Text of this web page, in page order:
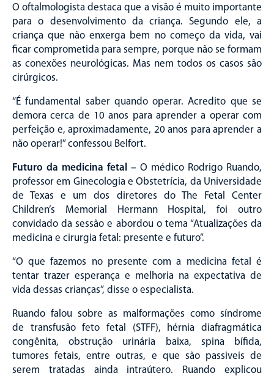
O oftalmologista destaca que a visão é muito importante
para o desenvolvimento da criança. Segundo ele, a
criança que não enxerga bem no começo da vida, vai
ficar comprometida para sempre, porque não se formam
as conexões neurológicas. Mas nem todos os casos são
cirúrgicos.
“É fundamental saber quando operar. Acredito que se
demora cerca de 10 anos para aprender a operar com
perfeição e, aproximadamente, 20 anos para aprender a
não operar!” confessou Belfort.
Futuro da medicina fetal – O médico Rodrigo Ruando,
professor em Ginecologia e Obstetrícia, da Universidade
de Texas e um dos diretores do The Fetal Center
Children’s Memorial Hermann Hospital, foi outro
convidado da sessão e abordou o tema “Atualizações da
medicina e cirurgia fetal: presente e futuro”.
“O que fazemos no presente com a medicina fetal é
tentar trazer esperança e melhoria na expectativa de
vida dessas crianças”, disse o especialista.
Ruando falou sobre as malformações como síndrome
de transfusão feto fetal (STFF), hérnia diafragmática
congênita, obstrução urinária baixa, spina bífida,
tumores fetais, entre outras, e que são passiveis de
serem tratadas ainda intraútero. Ruando explicou